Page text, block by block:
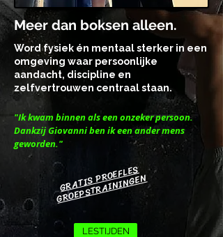
Meer dan boksen alleen.
Word fysiek én mentaal sterker in een
omgeving waar persoonlijke
aandacht, discipline en
zelfvertrouwen centraal staan.
"Ik kwam binnen als een onzeker persoon.
Dankzij Giovanni ben ik een ander mens
geworden."
GRATIS PROEFLES
GROEPSTRAININGEN
LESTIJDEN